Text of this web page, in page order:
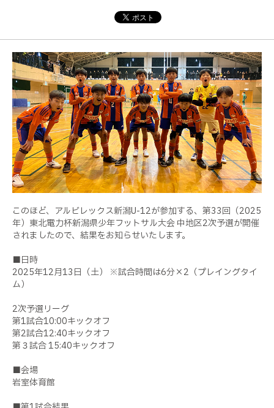
このほど、アルビレックス新潟U-12が参加する、第33回（2025
年）東北電力杯新潟県少年フットサル大会 中地区2次予選が開催
されましたので、結果をお知らせいたします。
■日時
2025年12月13日（土） ※試合時間は6分×2 （プレイングタイ
ム）
2次予選リーグ
第1試合10:00キックオフ
第2試合12:40キックオフ
第３試合15:40キックオフ
■会場
岩室体育館